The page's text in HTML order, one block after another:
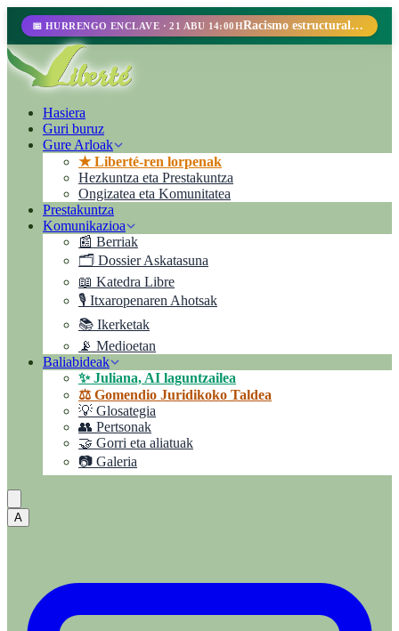
📅 HURRENGO ENCLAVE · 21 ABU 14:00H Racismo estructural, perfilamiento racial y abolicionismo carcelario.
Hasiera
Guri buruz
Gure Arloak
★ Liberté-ren lorpenak
Hezkuntza eta Prestakuntza
Ongizatea eta Komunitatea
Prestakuntza
Komunikazioa
📰 Berriak
🗂️ Dossier Askatasuna
📖 Katedra Libre
🎙️ Itxaropenaren Ahotsak
📚 Ikerketak
📡 Medioetan
Baliabideak
✨ Juliana, AI laguntzailea
⚖️ Gomendio Juridikoko Taldea
💡 Glosategia
👥 Pertsonak
🤝 Gorri eta aliatuak
📷 Galeria
A